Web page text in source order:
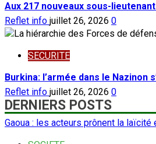
Aux 217 nouveaux sous-
Reflet info juillet 26, 2026 0
SECURITE
Burkina: l’armée dans le Nazinon
Reflet info juillet 26, 2026 0
DERNIERS POSTS
Gaoua : les acteurs prônent la